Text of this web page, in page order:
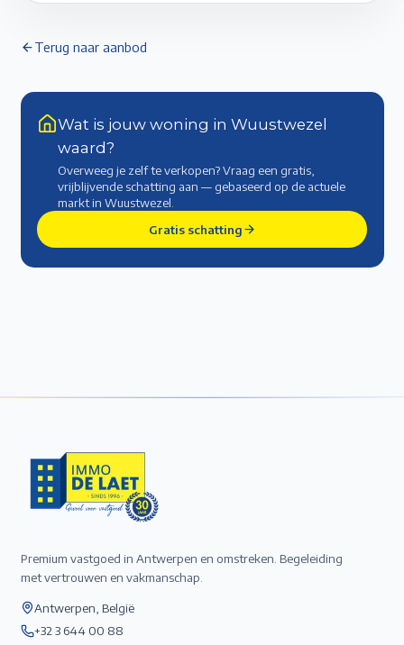
Terug naar aanbod
Wat is jouw woning in Wuustwezel
waard?
Overweeg je zelf te verkopen? Vraag een gratis,
vrijblijvende schatting aan — gebaseerd op de actuele
marktin Wuustwezel
Gratis schatting
Premium vastgoed in Antwerpen en omstreken. Begeleiding
met vertrouwen en vakmanschap.
Antwerpen, België
+32 3 644 00 88